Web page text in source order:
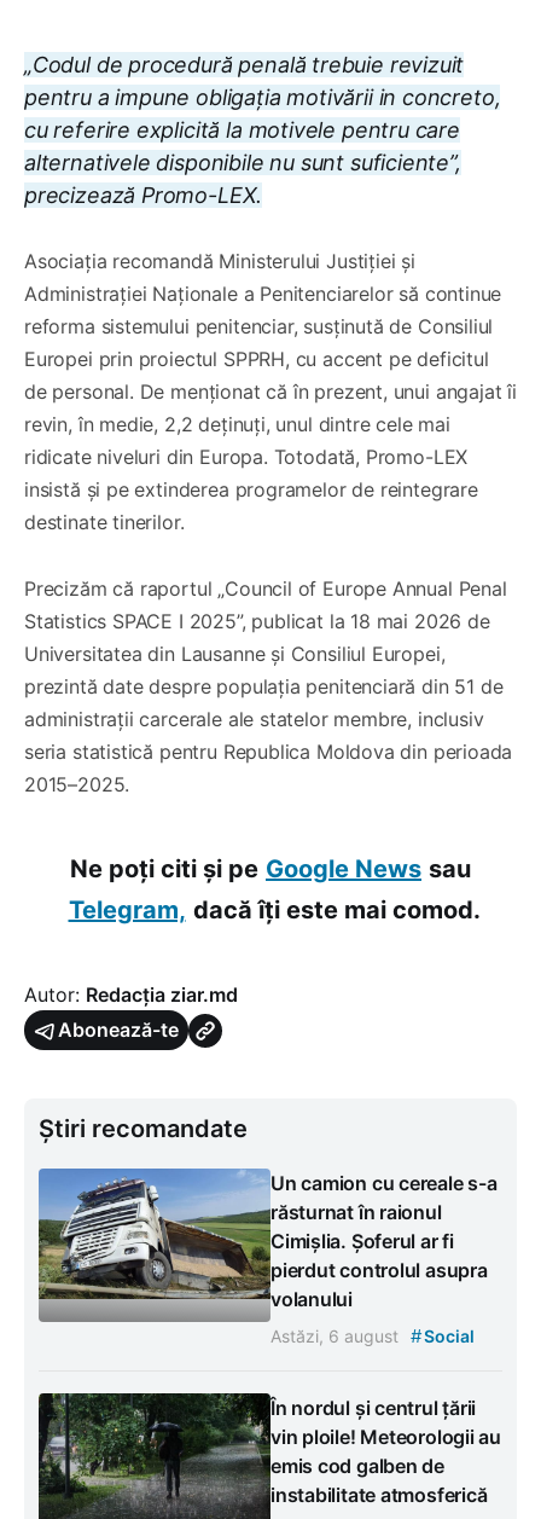
„Codul de procedură penală trebuie revizuit
pentru a impune obligația motivării in concreto,
cu referire explicită la motivele pentru care
alternativele disponibile nu sunt suficiente”,
precizează Promo-LEX.
Asociația recomandă Ministerului Justiției și
Administrației Naționale a Penitenciarelor să continue
reforma sistemului penitenciar, susținută de Consiliul
Europei prin proiectul SPPRH, cu accent pe deficitul
de personal. De menționat că în prezent, unui angajat îi
revin, în medie, 2,2 deținuți, unul dintre cele mai
ridicate niveluri din Europa. Totodată, Promo-LEX
insistă și pe extinderea programelor de reintegrare
destinate tinerilor.
Precizăm că raportul „Council of Europe Annual Penal
Statistics SPACE I 2025”, publicat la 18 mai 2026 de
Universitatea din Lausanne și Consiliul Europei,
prezintă date despre populația penitenciară din 51 de
administrații carcerale ale statelor membre, inclusiv
seria statistică pentru Republica Moldova din perioada
2015–2025.
Ne poți citi și pe Google News sau
Telegram, dacă îți este mai comod.
Autor: Redacția ziar.md
Abonează-te
Știri recomandate
Un camion cu cereale s-a
răsturnat în raionul
Cimișlia. Șoferul ar fi
pierdut controlul asupra
volanului
Astăzi, 6 august #Social
În nordul și centrul țării
vin ploile! Meteorologii au
emis cod galben de
instabilitate atmosferică